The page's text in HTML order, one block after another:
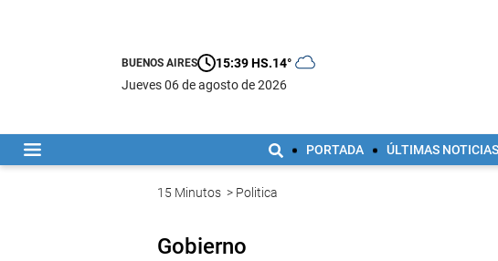
BUENOS AIRES 15:39 HS.14°
jueves 06 de agosto de 2026
PORTADA ÚLTIMAS NOTICIAS
15 Minutos > Politica
Gobierno